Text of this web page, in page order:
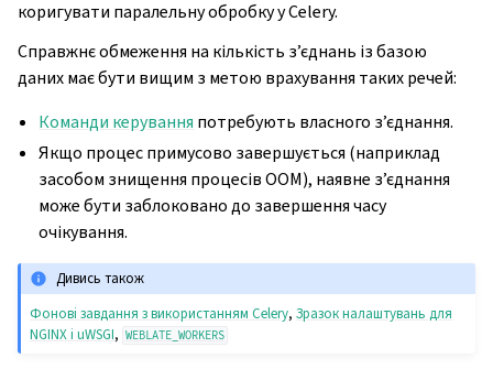
коригувати паралельну обробку у Celery.
Справжнє обмеження на кількість з’єднань із базою
даних має бути вищим з метою врахування таких речей:
Команди керування потребують власного з’єднання.
Якщо процес примусово завершується (наприклад
засобом знищення процесів OOM), наявне з’єднання
може бути заблоковано до завершення часу
очікування.
Дивись також
Фонові завдання з використанням Celery,Зразок налаштувань для
NGINX і uWSGI, WEBLATE_WORKERS